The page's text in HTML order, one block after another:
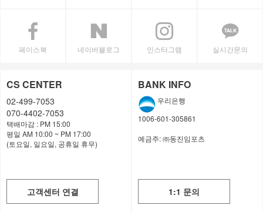
페이스북 네이버블로그 인스타그램 실시간문의
CS CENTER
02-499-7053
070-4402-7053
택배마감 : PM 15:00
평일 AM 10:00 ~ PM 17:00
(토요일, 일요일, 공휴일 휴무)
고객센터 연결
BANK INFO
우리은행
1006-601-305861
예금주:㈜동진임포츠
1:1 문의